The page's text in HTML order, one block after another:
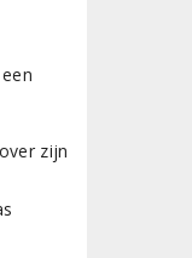
zijn